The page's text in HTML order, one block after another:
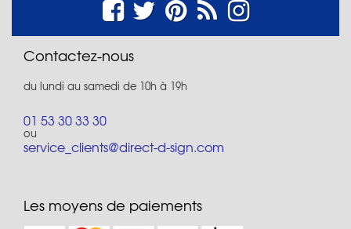
Contactez-nous
du lundi au samedi de 10h à 19h
01 53 30 33 30
ou
service_clients@direct-d-sign.com
Les moyens de paiements